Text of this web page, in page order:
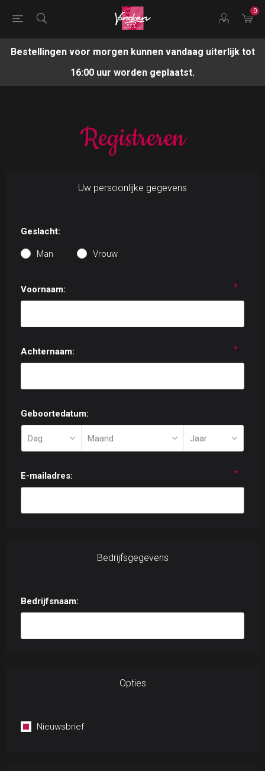
0
Bestellingen voor morgen kunnen vandaag uiterlijk tot
16:00 uur worden geplaatst.
Registreren
Uw persoonlijke gegevens
Geslacht:
Man Vrouw
Voornaam: *
Achternaam: *
Geboortedatum:
E-mailadres: *
Bedrijfsgegevens
Bedrijfsnaam:
Opties
Nieuwsbrief